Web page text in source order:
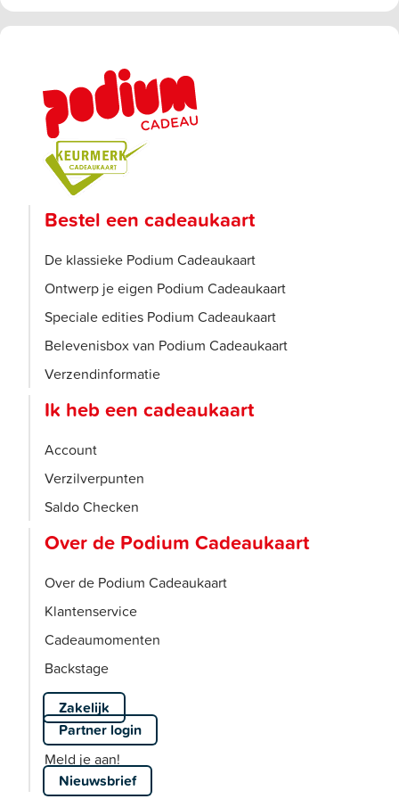
Bestel een cadeaukaart
De klassieke Podium Cadeaukaart
Ontwerp je eigen Podium Cadeaukaart
Speciale edities Podium Cadeaukaart
Belevenisbox van Podium Cadeaukaart
Verzendinformatie
Ik heb een cadeaukaart
Account
Verzilverpunten
Saldo Checken
Over de Podium Cadeaukaart
Over de Podium Cadeaukaart
Klantenservice
Cadeaumomenten
Backstage
Zakelijk
Partner login
Meld je aan!
Nieuwsbrief